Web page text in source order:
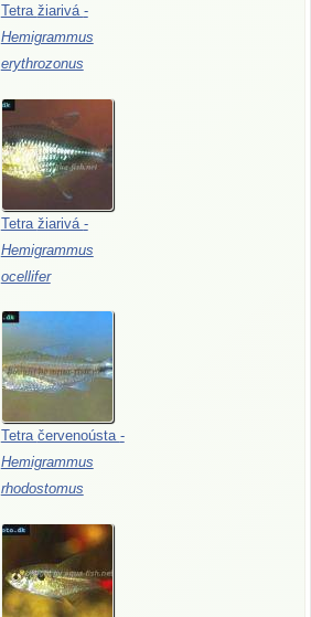
Tetra žiarivá -
Hemigrammus
erythrozonus
Tetra žiarivá -
Hemigrammus
ocellifer
Tetra červenoústa -
Hemigrammus
rhodostomus